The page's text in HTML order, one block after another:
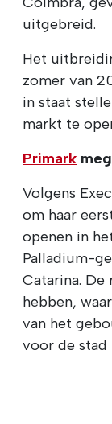
uitgebreid.
Het
zomer van
in staat
markt te
Primark
Volgens
om haar
openen in
Palladium-
Catarina.
hebben,
van het
voor de stad